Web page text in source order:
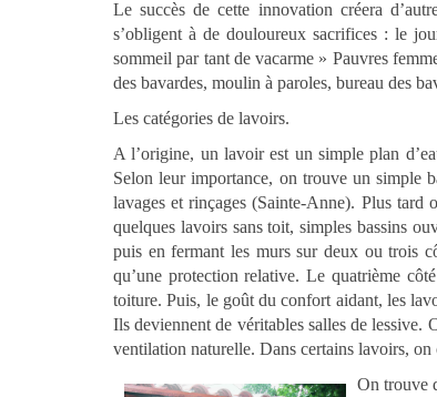
Le succès de cette innovation créera
s’obligent à de douloureux sacrifices : le
sommeil par tant de vacarme » Pauvres
des bavardes, moulin à paroles, bureau des
Les catégories de lavoirs.
A l’origine, un lavoir est un simple plan
Selon leur importance, on trouve un simple
lavages et rinçages (Sainte-Anne). Plus tard
quelques lavoirs sans toit, simples bassins
puis en fermant les murs sur deux ou trois
qu’une protection relative. Le quatrième
toiture. Puis, le goût du confort aidant, les
Ils deviennent de véritables salles de lessive.
ventilation naturelle. Dans certains lavoirs,
On trouve